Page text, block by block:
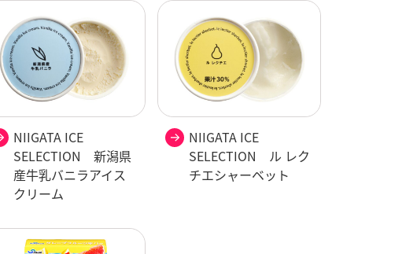
NIIGATA ICE
SELECTION 新潟県
産牛乳バニラアイス
クリーム
NIIGATA ICE
SELECTION ル レク
チエシャーベット